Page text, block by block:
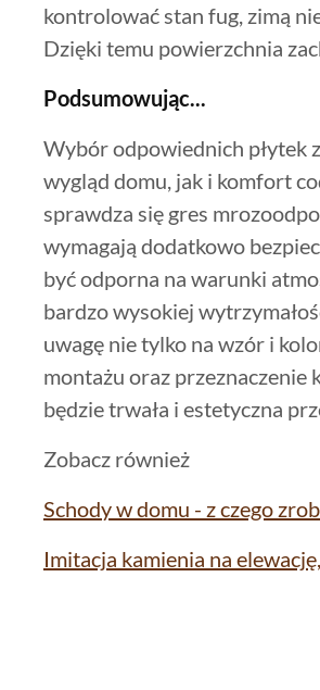
kontrolować stan fug, zimą
Dzięki temu powierzchnia
Podsumowując...
Wybór odpowiednich płytek
wygląd domu, jak i komfort
sprawdza się gres
wymagają dodatkowo
być odporna na warunki
bardzo wysokiej
uwagę nie tylko na wzór i
montażu oraz
będzie trwała i estetyczna
Zobacz również
Schody w domu - z czego
Imitacja kamienia na